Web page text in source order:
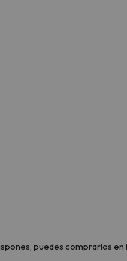
puedes comprarlos